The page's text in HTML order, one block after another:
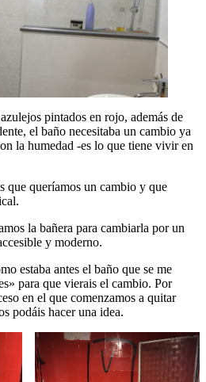
pintados en rojo, además de
el baño necesitaba un cambio ya
la humedad -es lo que tiene vivir en
que queríamos un cambio y que
la bañera para cambiarla por un
y moderno.
estaba antes el baño que se me
para que vierais el cambio. Por
en el que comenzamos a quitar
podáis hacer una idea.